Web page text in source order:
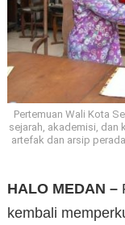
Pertemuan Wali Kota
sejarah, akademisi, dan
artefak dan arsip
HALO MEDAN –
kembali